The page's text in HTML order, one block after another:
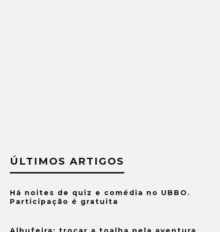
ÚLTIMOS ARTIGOS
Há noites de quiz e comédia no UBBO.
Participação é gratuita